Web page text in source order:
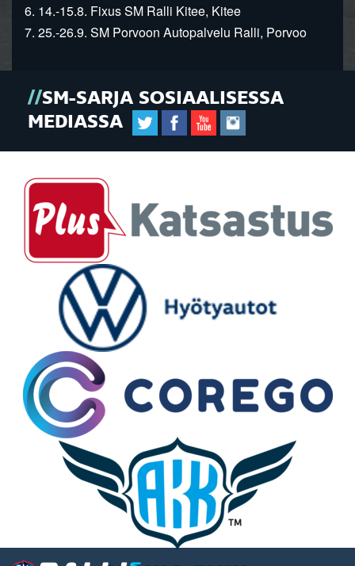
6. 14.-15.8. Fixus SM Ralli Kitee, Kitee
7. 25.-26.9. SM Porvoon Autopalvelu Ralli, Porvoo
SM-SARJA SOSIAALISESSA
MEDIASSA